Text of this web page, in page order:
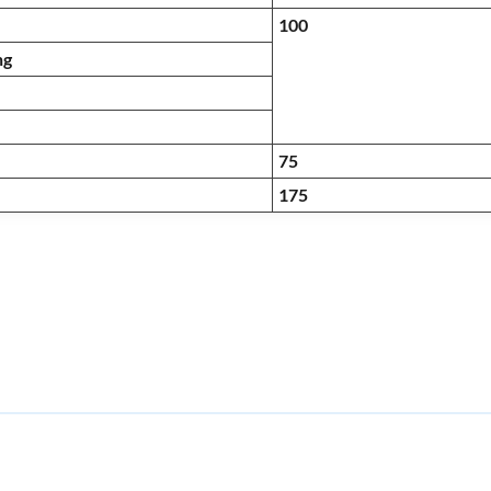
100
75
175